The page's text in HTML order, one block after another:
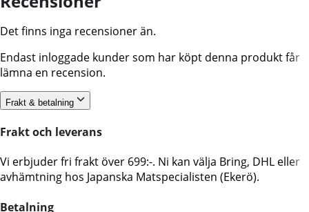
Det finns inga recensioner än.
Endast inloggade kunder som har köpt denna produkt får
lämna en recension.
Frakt & betalning
Frakt och leverans
Vi erbjuder fri frakt över 699:-. Ni kan välja Bring, DHL eller
avhämtning hos Japanska Matspecialisten (Ekerö).
Betalning